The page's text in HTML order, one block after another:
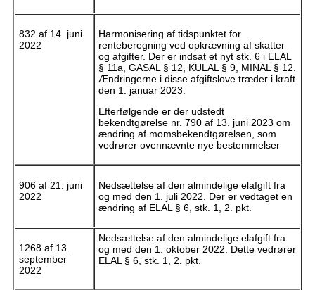
832 af 14. juni
2022
Harmonisering af tidspunktet for
renteberegning ved opkrævning af skatter
og afgifter. Der er indsat et nyt stk. 6 i ELAL
§ 11a, GASAL § 12, KULAL § 9, MINAL § 12.
Ændringerne i disse afgiftslove træder i kraft
den 1. januar 2023.
Efterfølgende er der udstedt
bekendtgørelse nr. 790 af 13. juni 2023 om
ændring af momsbekendtgørelsen, som
vedrører ovennævnte nye bestemmelser
906 af 21. juni
2022
Nedsættelse af den almindelige elafgift fra
og med den 1. juli 2022. Der er vedtaget en
ændring af ELAL § 6, stk. 1, 2. pkt.
1268 af 13.
september
2022
Nedsættelse af den almindelige elafgift fra
og med den 1. oktober 2022. Dette vedrører
ELAL § 6, stk. 1, 2. pkt.